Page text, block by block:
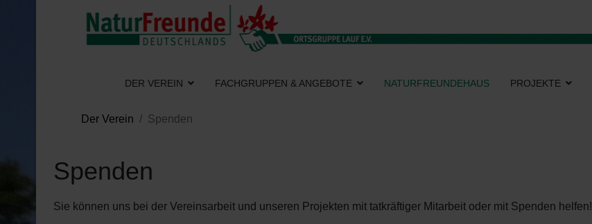
DER VEREIN FACHGRUPPEN & ANGEBOTE NATURFREUNDEHAUS PROJEKTE
Der Verein Spenden
Spenden
Sie können uns bei der Vereinsarbeit und unseren Projekten mit tatkräftiger Mitarbeit oder mit Spenden helfen!